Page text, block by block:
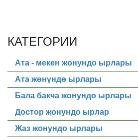
КАТЕГОРИИ
Ата - мекен жонундо ырлары
Ата жөнүндө ырлары
Бала бакча жонундо ырлары
Достор жонундо ырлар
Жаз жонундо ырлары